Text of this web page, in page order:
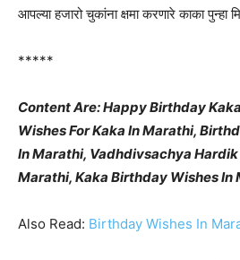
आपल्या हजारो चुकांना क्षमा करणारे काका पुन्हा
*****
Content Are: Happy Birthday
Wishes For Kaka In Marathi,
In Marathi, Vadhdivsachya
Marathi, Kaka Birthday Wishes In
Also Read: Birthday Wishes In